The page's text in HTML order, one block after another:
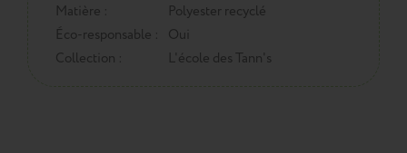
Matière :
Polyester recyclé
Éco-responsable :
Oui
Collection :
L'école des Tann's